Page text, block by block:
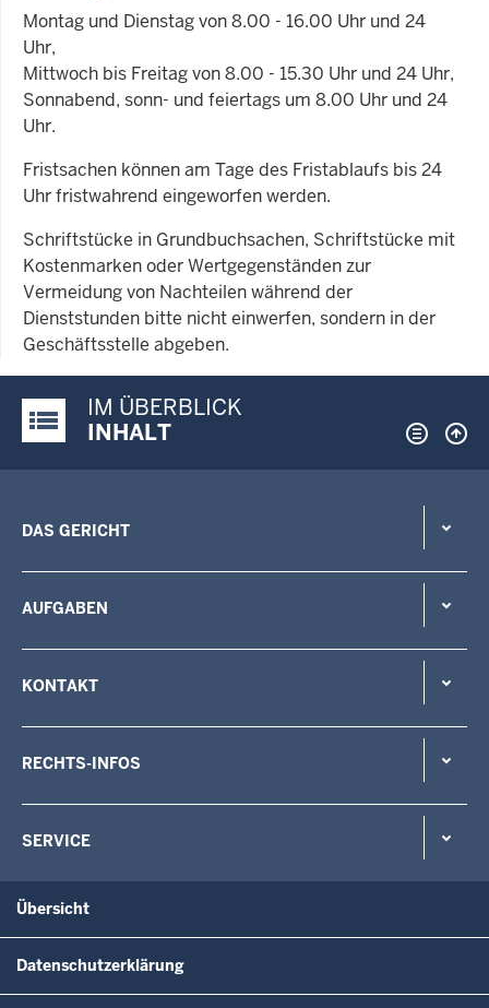
Montag und Dienstag von 8.00 - 16.00 Uhr und 24
Uhr,
Mittwoch bis Freitag von 8.00 - 15.30 Uhr und 24 Uhr,
Sonnabend, sonn- und feiertags um 8.00 Uhr und 24
Uhr.
Fristsachen können am Tage des Fristablaufs bis 24
Uhr fristwahrend eingeworfen werden.
Schriftstücke in Grundbuchsachen, Schriftstücke mit
Kostenmarken oder Wertgegenständen zur
Vermeidung von Nachteilen während der
Dienststunden bitte nicht einwerfen, sondern in der
Geschäftsstelle abgeben.
Justiz-Portal im Überblick:
IM ÜBERBLICK
INHALT
DAS GERICHT
AUFGABEN
KONTAKT
RECHTS-INFOS
SERVICE
Übersicht
Datenschutzerklärung